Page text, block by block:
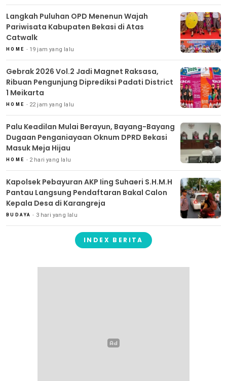
Langkah Puluhan OPD Menenun Wajah
Pariwisata Kabupaten Bekasi di Atas
Catwalk
HOME 19 jam yang lalu
Gebrak 2026 Vol.2 Jadi Magnet Raksasa,
Ribuan Pengunjung Diprediksi Padati District
1 Meikarta
HOME 22 jam yang lalu
Palu Keadilan Mulai Berayun, Bayang-Bayang
Dugaan Penganiayaan Oknum DPRD Bekasi
Masuk Meja Hijau
HOME 2 hari yang lalu
Kapolsek Pebayuran AKP Iing Suhaeri S.H.M.H
Pantau Langsung Pendaftaran Bakal Calon
Kepala Desa di Karangreja
BUDAYA 3 hari yang lalu
INDEX BERITA